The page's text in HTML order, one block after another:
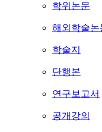
학위논문
해외학술논
학술지
단행본
연구보고서
공개강의